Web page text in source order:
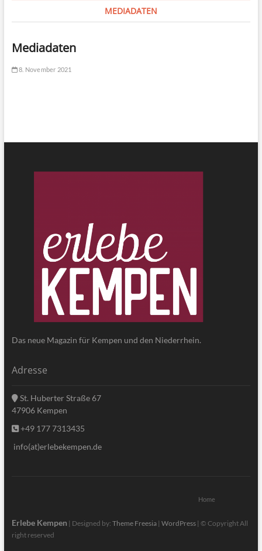
MEDIADATEN
Mediadaten
8. November 2021
Das neue Magazin für Kempen und den Niederrhein.
Adresse
St. Huberter Straße 67
47906 Kempen
+49 177 7313435
info(at)erlebekempen.de
Home
Erlebe Kempen | Designed by: Theme Freesia| WordPress| © Copyright All
right reserved